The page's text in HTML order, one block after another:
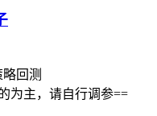
回测
为主，请自行调参==